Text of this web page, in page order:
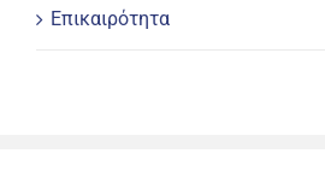
Επικαιρότητα